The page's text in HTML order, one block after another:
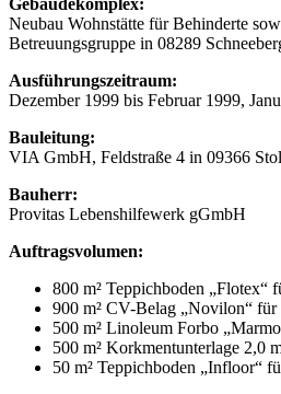
Gebäudekomplex:
Neubau Wohnstätte für Behinderte
Betreuungsgruppe in 08289
Ausführungszeitraum:
Dezember 1999 bis Februar 1999,
Bauleitung:
VIA GmbH, Feldstraße 4 in 09366
Bauherr:
Provitas Lebenshilfewerk gGmbH
Auftragsvolumen:
800 m² Teppichboden „Flotex“
900 m² CV-Belag „Novilon“
500 m² Linoleum Forbo
500 m² Korkmentunterlage 2,0
50 m² Teppichboden „Infloor“